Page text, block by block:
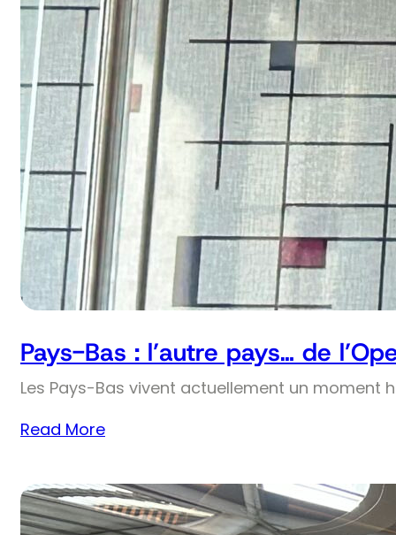
Pays-Bas : l’autre pays… de
Les Pays-Bas vivent actuellement un moment
Read More